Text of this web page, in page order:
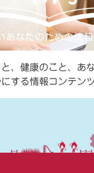
、健康のこと、あ
する情報コンテンツ